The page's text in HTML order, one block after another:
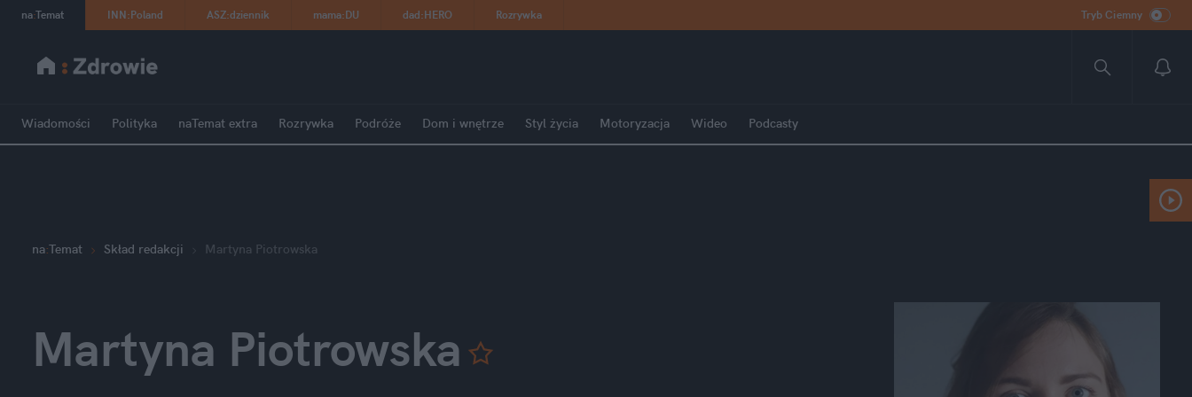
na:Temat INN:Poland ASZ:dziennik mama:DU dad:HERO Rozrywka Tryb Ciemny
Wiadomości Polityka naTemat extra Rozrywka Podróże Dom i wnętrze Styl życia Motoryzacja Wideo Podcasty
na:Temat Skład redakcji Martyna Piotrowska
Martyna Piotrowska